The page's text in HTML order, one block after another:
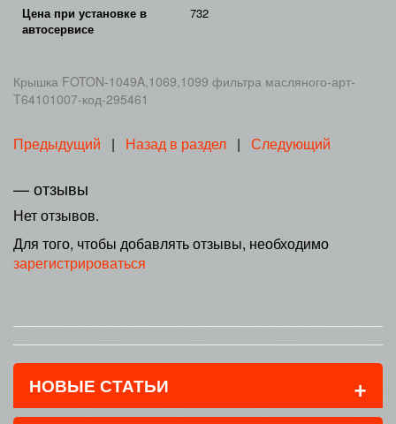
Цена при установке в
автосервисе
732
Крышка FOTON-1049A,1069,1099 фильтра масляного-арт-
T64101007-код-295461
Предыдущий | Назад в раздел | Следующий
— отзывы
Нет отзывов.
Для того, чтобы добавлять отзывы, необходимо
зарегистрироваться
НОВЫЕ СТАТЬИ +